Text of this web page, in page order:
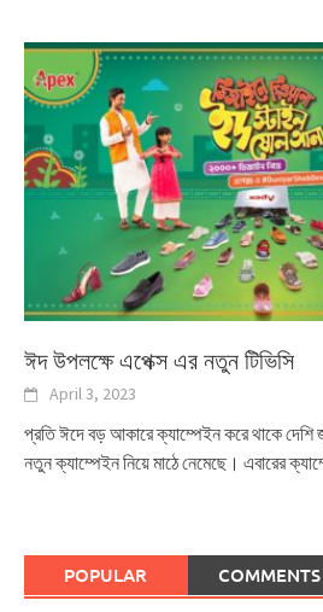
ঈদ উপলক্ষে এপেক্স এর নতুন টিভিসি
April 3, 2023
প্রতি ঈদে বড় আকারে ক্যাম্পেইন করে থাকে দেশি
নতুন ক্যাম্পেইন নিয়ে মাঠে নেমেছে। এবারের
POPULAR COMMENTS